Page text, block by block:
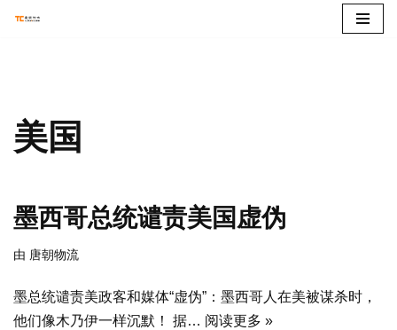
文
美国
墨西哥总统谴责美国虚伪
由 唐朝物流
墨总统谴责美政客和媒体“虚伪”：墨西哥人在美被谋杀时，
他们像木乃伊一样沉默！ 据… 阅读更多 »